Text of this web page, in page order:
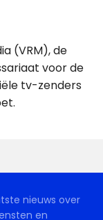
(VRM), de
voor de
tv-zenders
nieuws over
en